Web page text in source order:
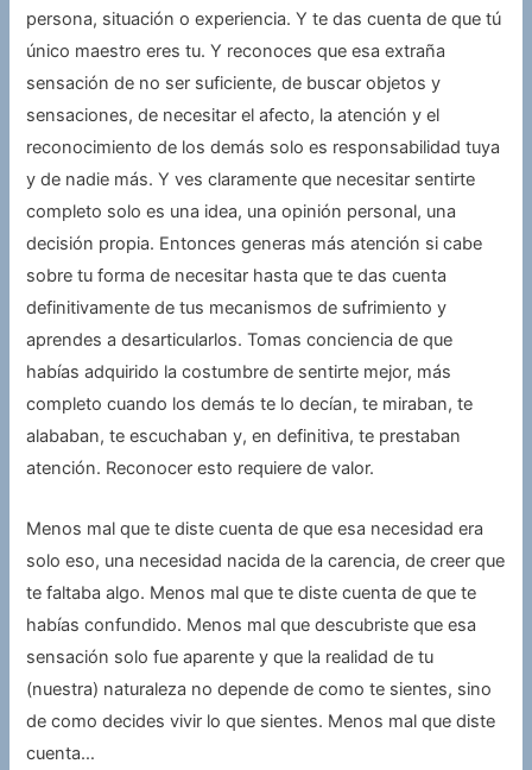
persona, situación o experiencia. Y te das cuenta de que tú
único maestro eres tu. Y reconoces que esa extraña
sensación de no ser suficiente, de buscar objetos y
sensaciones, de necesitar el afecto, la atención y el
reconocimiento de los demás solo es responsabilidad tuya
y de nadie más. Y ves claramente que necesitar sentirte
completo solo es una idea, una opinión personal, una
decisión propia. Entonces generas más atención si cabe
sobre tu forma de necesitar hasta que te das cuenta
definitivamente de tus mecanismos de sufrimiento y
aprendes a desarticularlos. Tomas conciencia de que
habías adquirido la costumbre de sentirte mejor, más
completo cuando los demás te lo decían, te miraban, te
alababan, te escuchaban y, en definitiva, te prestaban
atención. Reconocer esto requiere de valor.
Menos mal que te diste cuenta de que esa necesidad era
solo eso, una necesidad nacida de la carencia, de creer que
te faltaba algo. Menos mal que te diste cuenta de que te
habías confundido. Menos mal que descubriste que esa
sensación solo fue aparente y que la realidad de tu
(nuestra) naturaleza no depende de como te sientes, sino
de como decides vivir lo que sientes. Menos mal que diste
cuenta…